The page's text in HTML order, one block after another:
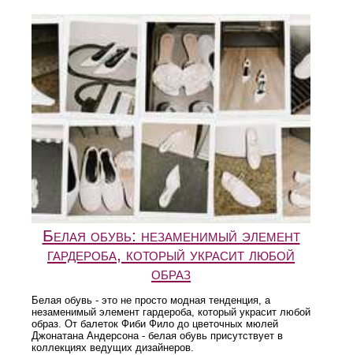
Белая обувь: незаменимый элемент
гардероба, который украсит любой
образ
Белая обувь - это не просто модная тенденция, а
незаменимый элемент гардероба, который украсит любой
образ. От балеток Фиби Фило до цветочных мюлей
Джонатана Андерсона - белая обувь присутствует в
коллекциях ведущих дизайнеров.